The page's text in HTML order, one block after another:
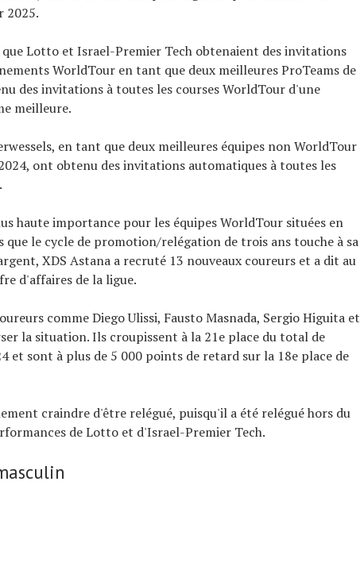
2025.
Lotto et Israel-Premier Tech obtenaient des invitations
WorldTour en tant que deux meilleures ProTeams de
des invitations à toutes les courses WorldTour d'une
meilleure.
en tant que deux meilleures équipes non WorldTour
ont obtenu des invitations automatiques à toutes les
haute importance pour les équipes WorldTour situées en
que le cycle de promotion/relégation de trois ans touche à sa
XDS Astana a recruté 13 nouveaux coureurs et a dit au
d'affaires de la ligue.
comme Diego Ulissi, Fausto Masnada, Sergio Higuita et
la situation. Ils croupissent à la 21e place du total de
et sont à plus de 5 000 points de retard sur la 18e place de
craindre d'être relégué, puisqu'il a été relégué hors du
de Lotto et d'Israel-Premier Tech.